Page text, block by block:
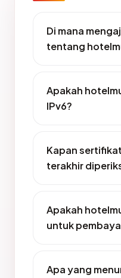
Di mana
tentang
Apakah
IPv6?
Kapan
terakhir
Apakah
untuk
Apa yang